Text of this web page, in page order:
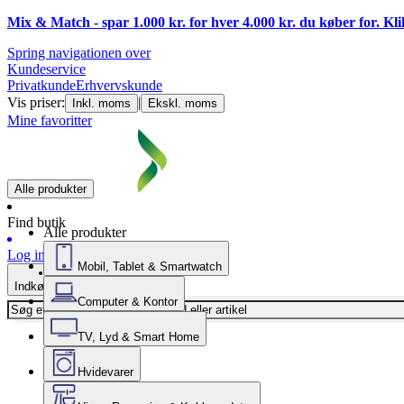
Mix & Match - spar 1.000 kr. for hver 4.000 kr. du køber for.
Spring navigationen over
Kundeservice
PrivatkundeErhvervskunde
Vis priser:
Inkl. moms | Ekskl. moms
Mine favoritter
Alle produkter
Find butik
Log ind
Indkøbskurv
Alle produkter
Mobil, Tablet & Smartwatch
Computer & Kontor
TV, Lyd & Smart Home
Hvidevarer